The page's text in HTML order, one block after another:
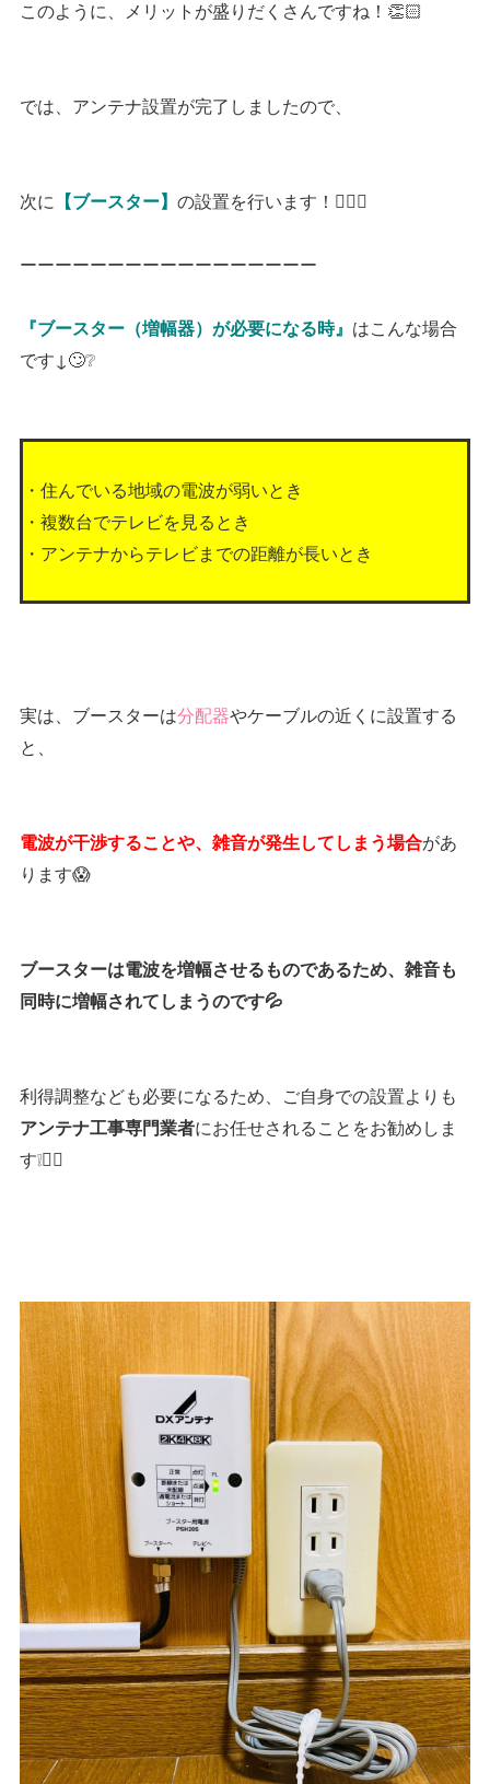
このように、メリットが盛りだくさんですね！👏🏻
では、アンテナ設置が完了しましたので、
次に 【ブースター】 の設置を行います！👷🏻‍♂️
ーーーーーーーーーーーーーーーーー
『ブースター（増幅器）が必要になる時』 はこんな場合
です↓🙄❔
・住んでいる地域の電波が弱いとき
・複数台でテレビを見るとき
・アンテナからテレビまでの距離が長いとき
実は、ブースターは分配器やケーブルの近くに設置する
と、
電波が干渉することや、雑音が発生してしまう場合があ
ります😱
ブースターは電波を増幅させるものであるため、雑音も
同時に増幅されてしまうのです💦
利得調整なども必要になるため、ご自身での設置よりも
アンテナ工事専門業者にお任せされることをお勧めしま
す❕👷‍♂️